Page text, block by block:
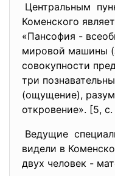
Центральным
Коменского
«Пансофия -
мировой машины
совокупности
три
(ощущение),
откровение». [5, с.
Ведущие
видели в
двух человек -